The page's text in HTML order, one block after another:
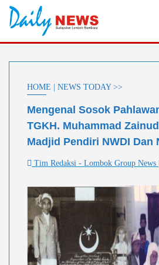
Skip
HOME | NEWS TODAY >>
Mengenal Sosok
TGKH. Muhammad
Madjid Pendiri NWDI Dan
Tim Redaksi - Lombok Group News